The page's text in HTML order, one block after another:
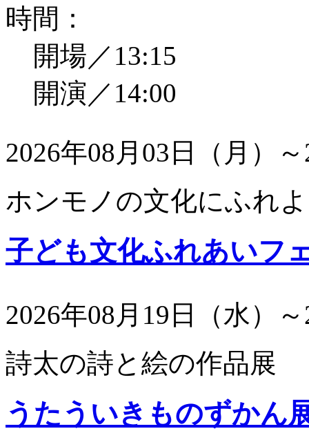
時間：
開場／13:15
開演／14:00
2026年08月03日（月）
ホンモノの文化にふれ
子ども文化ふれあいフ
2026年08月19日（水）
詩太の詩と絵の作品展
うたういきものずかん